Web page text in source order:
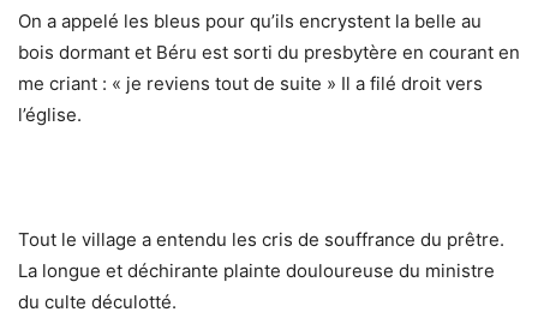
On a appelé les bleus pour qu’ils encrystent la belle au
bois dormant et Béru est sorti du presbytère en courant en
me criant : « je reviens tout de suite » Il a filé droit vers
l’église.
Tout le village a entendu les cris de souffrance du prêtre.
La longue et déchirante plainte douloureuse du ministre
du culte déculotté.